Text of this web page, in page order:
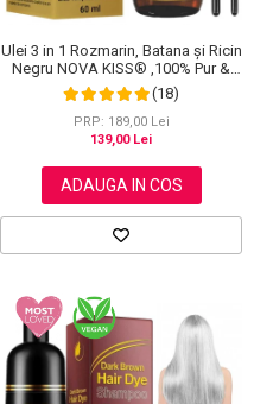
Ulei 3 in 1 Rozmarin, Batana și Ricin
Negru NOVA KISS® ,100% Pur &
Natural, Grad Terapeutic Premium,
pentru Cresterea Parului, Tratarea
Scalpului si Pielii, 60 ml
(18)
PRP: 189,00 Lei
139,00 Lei
ADAUGA IN COS